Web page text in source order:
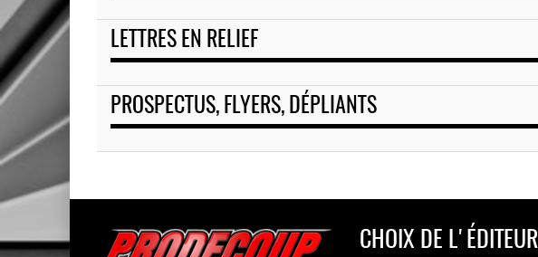
LETTRES EN RELIEF
PROSPECTUS, FLYERS, DÉPLIANTS
CHOIX DE L'ÉDITEUR